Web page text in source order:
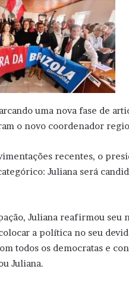
uma nova fase de
o novo coordenador
recentes, o
Juliana será
Juliana reafirmou seu
a política no seu
todos os democratas e
Juliana.